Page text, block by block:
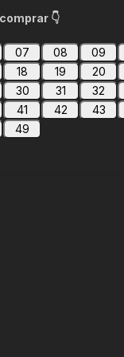
👇
07 08 09
18 19 20
30 31 32
41 42 43
49